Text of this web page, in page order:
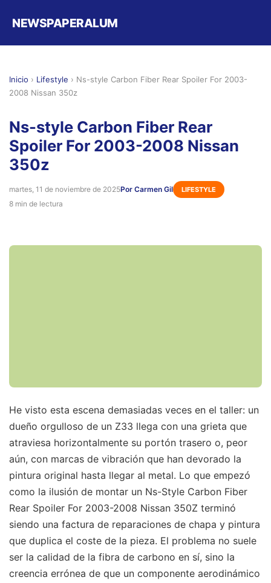
NEWSPAPERALUM
Inicio › Lifestyle › Ns-style Carbon Fiber Rear Spoiler For 2003-
2008 Nissan 350z
Ns-style Carbon Fiber Rear
Spoiler For 2003-2008 Nissan
350z
martes, 11 de noviembre de 2025Por Carmen Gil LIFESTYLE
8 min de lectura
He visto esta escena demasiadas veces en el taller: un
dueño orgulloso de un Z33 llega con una grieta que
atraviesa horizontalmente su portón trasero o, peor
aún, con marcas de vibración que han devorado la
pintura original hasta llegar al metal. Lo que empezó
como la ilusión de montar un Ns-Style Carbon Fiber
Rear Spoiler For 2003-2008 Nissan 350Z terminó
siendo una factura de reparaciones de chapa y pintura
que duplica el coste de la pieza. El problema no suele
ser la calidad de la fibra de carbono en sí, sino la
creencia errónea de que un componente aerodinámico